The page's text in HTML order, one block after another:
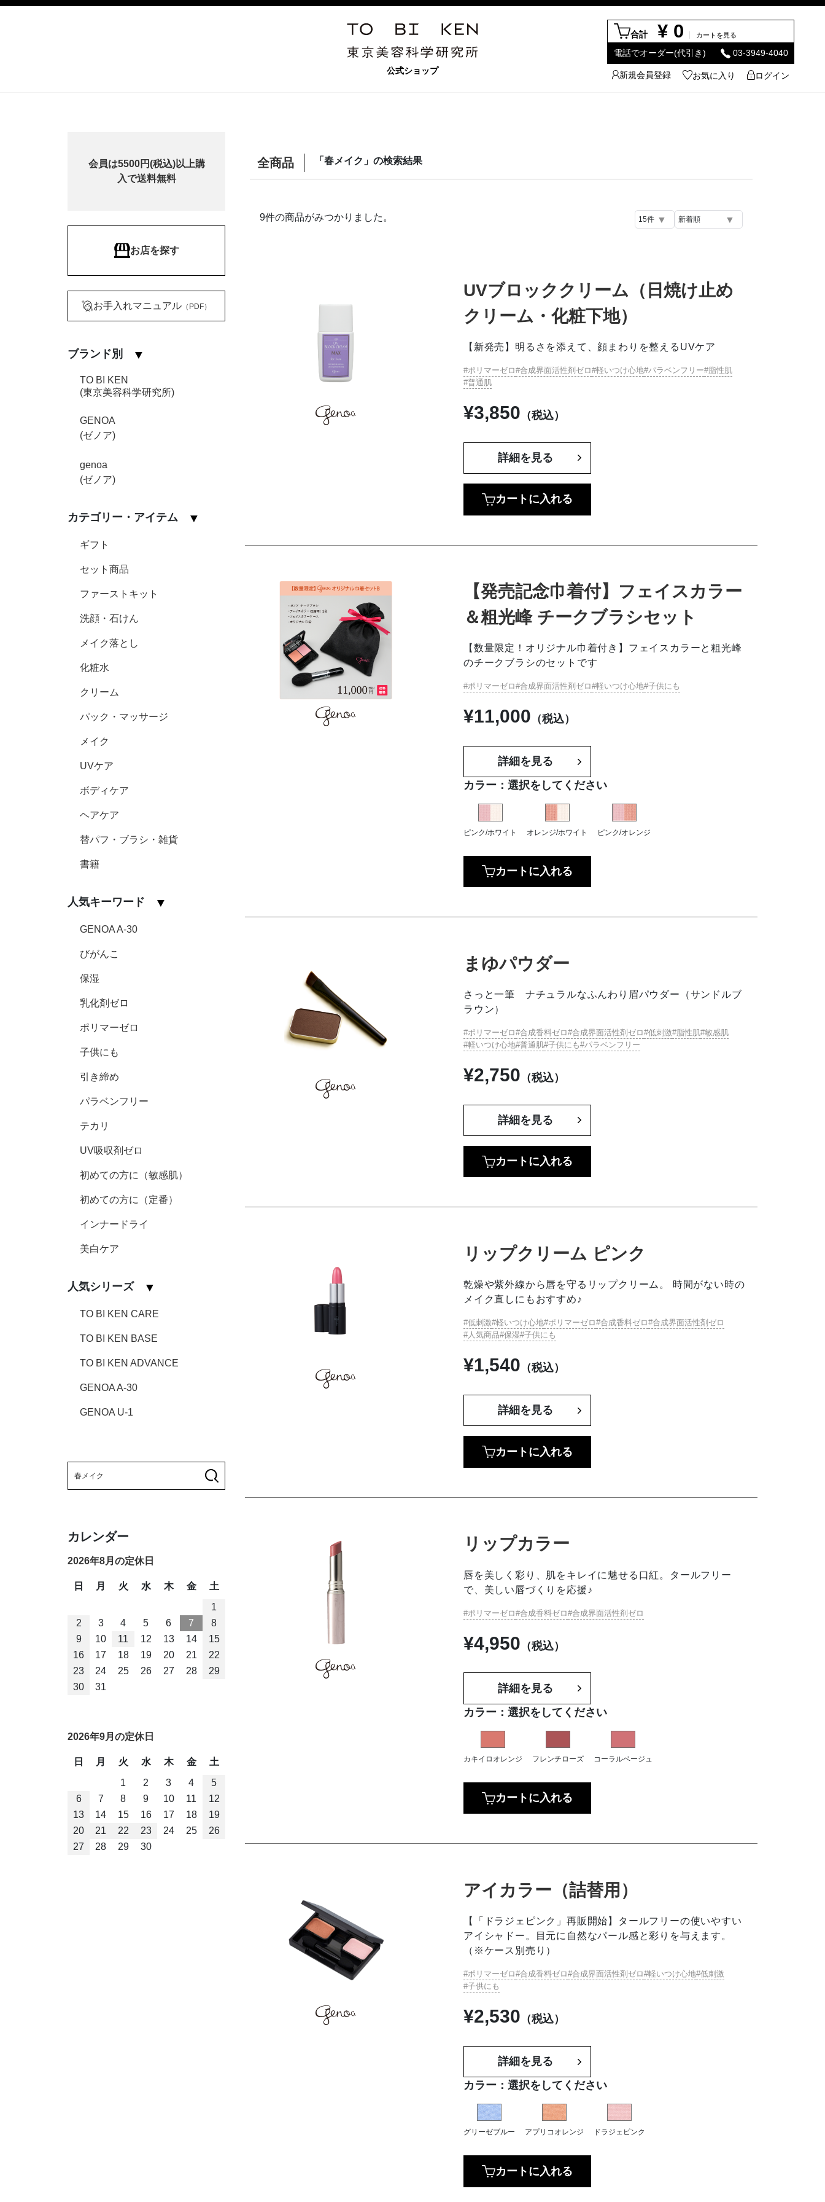
公式ショップ
合計 ¥ 0 カートを見る
電話でオーダー(代引き) 03-3949-4040
新規会員登録 お気に入り ログイン
会員は5500円(税込)以上購
入で送料無料
お店を探す
お手入れマニュアル （PDF）
ブランド別
TO BI KEN
(東京美容科学研究所)
GENOA
(ゼノア)
genoa
(ゼノア)
カテゴリー・アイテム
ギフト
セット商品
ファーストキット
洗顔・石けん
メイク落とし
化粧水
クリーム
パック・マッサージ
メイク
UVケア
ボディケア
ヘアケア
替パフ・ブラシ・雑貨
書籍
人気キーワード
GENOA A-30
びがんこ
保湿
乳化剤ゼロ
ポリマーゼロ
子供にも
引き締め
パラベンフリー
テカリ
UV吸収剤ゼロ
初めての方に（敏感肌）
初めての方に（定番）
インナードライ
美白ケア
人気シリーズ
TO BI KEN CARE
TO BI KEN BASE
TO BI KEN ADVANCE
GENOA A-30
GENOA U-1
カレンダー
2026年8月の定休日
日 月 火 水 木 金
土
1
2
3 4 5 6 7
8
9
10 11 12 13 14
15
16
17 18 19 20 21
22
23
24 25 26 27 28
29
30
31
2026年9月の定休日
日 月 火 水 木 金
土
1
2 3 4
5
6
7 8 9 10 11
12
13
14 15 16 17 18
19
20
21 22 23 24 25
26
27
28 29 30
全商品 「春メイク」の検索結果
9件の商品がみつかりました。
UVブロッククリーム（日焼け止め
クリーム・化粧下地）
【新発売】明るさを添えて、顔まわりを整えるUVケア
ポリマーゼロ 合成界面活性剤ゼロ 軽いつけ心地 パラベンフリー 脂性肌
普通肌
¥3,850 （税込）
詳細を見る
カートに入れる
【発売記念巾着付】フェイスカラー
＆粗光峰 チークブラシセット
【数量限定！オリジナル巾着付き】フェイスカラーと粗光峰
のチークブラシのセットです
ポリマーゼロ 合成界面活性剤ゼロ 軽いつけ心地 子供にも
¥11,000 （税込）
詳細を見る
カラー： 選択をしてください
ピンク/ホワイト オレンジ/ホワイト ピンク/オレンジ
カートに入れる
まゆパウダー
さっと一筆 ナチュラルなふんわり眉パウダー（サンドルブ
ラウン）
ポリマーゼロ 合成香料ゼロ 合成界面活性剤ゼロ 低刺激 脂性肌 敏感肌
軽いつけ心地 普通肌 子供にも パラベンフリー
¥2,750 （税込）
詳細を見る
カートに入れる
リップクリーム ピンク
乾燥や紫外線から唇を守るリップクリーム。 時間がない時の
メイク直しにもおすすめ♪
低刺激 軽いつけ心地 ポリマーゼロ 合成香料ゼロ 合成界面活性剤ゼロ
人気商品 保湿 子供にも
¥1,540 （税込）
詳細を見る
カートに入れる
リップカラー
唇を美しく彩り、肌をキレイに魅せる口紅。タールフリー
で、美しい唇づくりを応援♪
ポリマーゼロ 合成香料ゼロ 合成界面活性剤ゼロ
¥4,950 （税込）
詳細を見る
カラー： 選択をしてください
カキイロオレンジ フレンチローズ コーラルベージュ
カートに入れる
アイカラー（詰替用）
【「ドラジェピンク」再販開始】タールフリーの使いやすい
アイシャドー。目元に自然なパール感と彩りを与えます。
（※ケース別売り）
ポリマーゼロ 合成香料ゼロ 合成界面活性剤ゼロ 軽いつけ心地 低刺激
子供にも
¥2,530 （税込）
詳細を見る
カラー： 選択をしてください
グリーゼブルー アプリコオレンジ ドラジェピンク
カートに入れる